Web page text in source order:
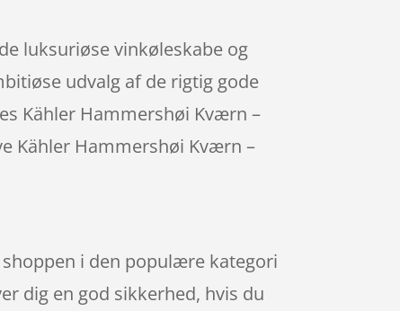
luksuriøse vinkøleskabe og
udvalg af de rigtig gode
Kähler Hammershøi Kværn –
Kähler Hammershøi Kværn –
i den populære kategori
dig en god sikkerhed, hvis du